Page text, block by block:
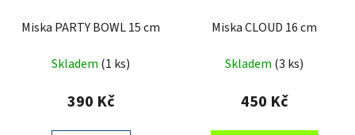
Miska PARTY BOWL 15 cm
Skladem (1 ks)
390 Kč
Miska CLOUD 16 cm
Skladem (3 ks)
450 Kč